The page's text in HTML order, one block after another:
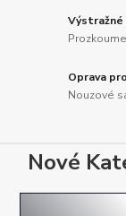
Oprava
Nouzové
Nové